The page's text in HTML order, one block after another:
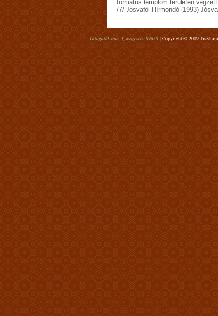
formátus templom területén
/7/ Jósvafői Hírmondó (1993)
Látogatók ma: 4, összesen: 89658 | Copyright © 2009